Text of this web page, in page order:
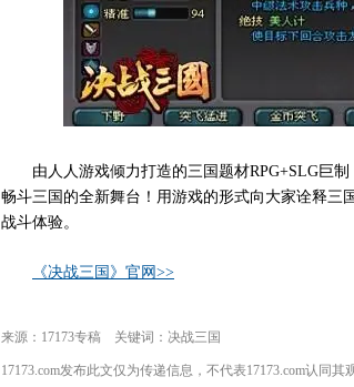
由人人游戏倾力打造的三国题材RPG+SLG巨制
畅斗三国的全新舞台！用游戏的形式向大家诠释三
战斗体验。
《决战三国》官网>>
来源：17173专稿 关键词：决战三国
17173.com发布此文仅为传递信息，不代表17173.com认同其